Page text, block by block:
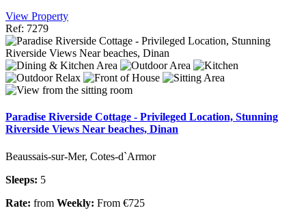
View Property
Ref: 7279
Paradise Riverside Cottage - Privileged Location, Stunning
Riverside Views Near beaches, Dinan
Beaussais-sur-Mer, Cotes-d`Armor
Sleeps: 5
Rate: from Weekly: From €725